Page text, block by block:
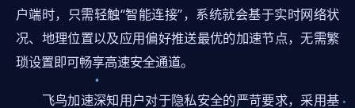
户端时，只需轻触“智能连接”，系统就会基于实时网络状
况、地理位置以及应用偏好推送最优的加速节点，无需繁
琐设置即可畅享高速安全通道。
飞鸟加速深知用户对于隐私安全的严苛要求，采用基